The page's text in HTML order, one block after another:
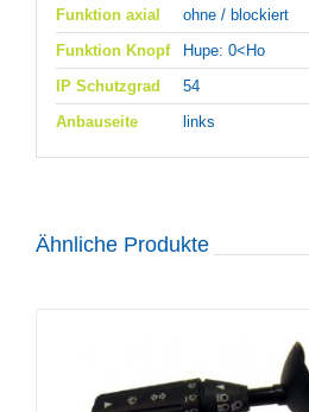
Funktion axial
ohne / blockiert
Funktion Knopf
Hupe: 0<Ho
IP Schutzgrad
54
Anbauseite
links
Ähnliche Produkte